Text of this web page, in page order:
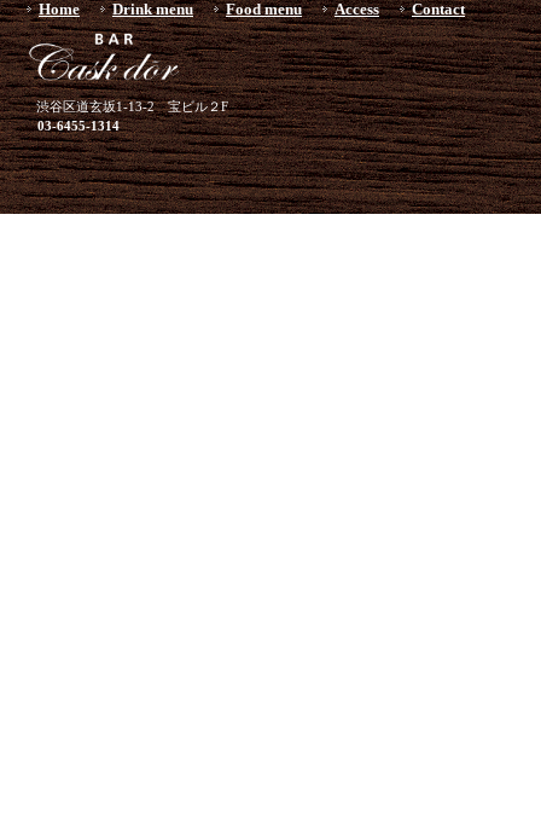
Home Drink menu Food menu Access Contact
渋谷区道玄坂1-13-2 宝ビル２F
03-6455-1314